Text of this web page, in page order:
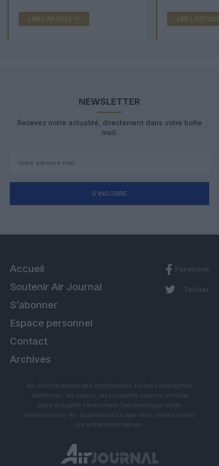
LIRE L'ARTICLE LIRE
NEWSLETTER
Recevez notre actualité, directement dans votre boîte
mail.
S'INSCRIRE
Accueil
Soutenir Air Journal
S’abonner
Espace personnel
Contact
Archives